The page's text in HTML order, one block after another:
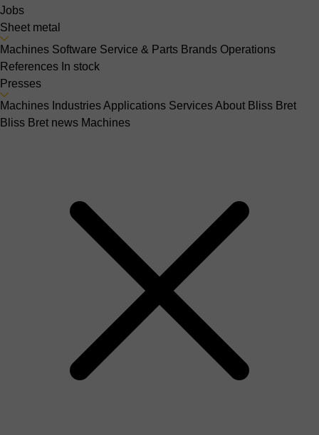
Jobs
Sheet metal
Machines Software Service & Parts Brands Operations
References In stock
Presses
Machines IndustriesApplications ServicesAbout Bliss Bret
Bliss Bret news Machines